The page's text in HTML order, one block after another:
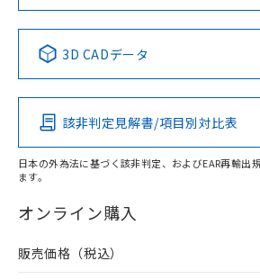
上、n: 45mm以上
検出領域
Pb Hg Cd
O
在庫等で未対応品が混在する可能性が
問い合わせください。
No No No
この製品の規格認
その他の認証はこちらのページ
3D CADデータ
該非判定見解書/項目別対比表
日本の外為法に基づく該非判定、およびEAR再輸出
ます。
オンライン購入
販売価格（税込）